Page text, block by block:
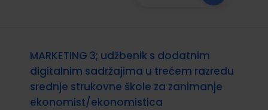
MARKETING 3; udžbenik s dodatnim
digitalnim sadržajima u trećem razredu
srednje strukovne škole za zanimanje
ekonomist/ekonomistica